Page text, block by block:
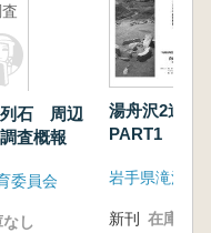
列石 周辺
査概報
委員会
し
湯舟沢2遺
PART1 ス
新刊 在庫なし